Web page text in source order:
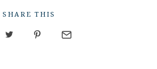
SHARE THIS